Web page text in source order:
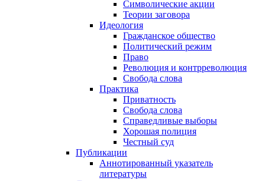
Символические акции
Теории заговора
Идеология
Гражданское общество
Политический режим
Право
Революция и контрреволюция
Свобода слова
Практика
Приватность
Свобода слова
Справедливые выборы
Хорошая полиция
Честный суд
Публикации
Аннотированный указатель
литературы